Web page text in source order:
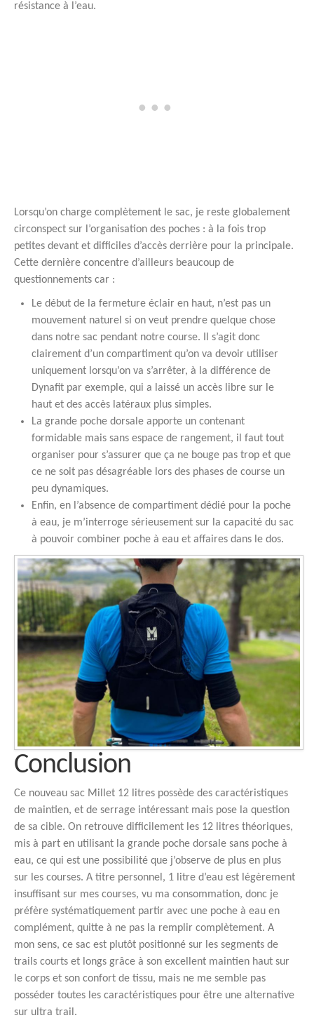
résistance à l’eau.
Lorsqu’on charge complètement le sac, je reste globalement
circonspect sur l’organisation des poches : à la fois trop
petites devant et difficiles d’accès derrière pour la principale.
Cette dernière concentre d’ailleurs beaucoup de
questionnements car :
Le début de la fermeture éclair en haut, n’est pas un
mouvement naturel si on veut prendre quelque chose
dans notre sac pendant notre course. Il s’agit donc
clairement d’un compartiment qu’on va devoir utiliser
uniquement lorsqu’on va s’arrêter, à la différence de
Dynafit par exemple, qui a laissé un accès libre sur le
haut et des accès latéraux plus simples.
La grande poche dorsale apporte un contenant
formidable mais sans espace de rangement, il faut tout
organiser pour s’assurer que ça ne bouge pas trop et que
ce ne soit pas désagréable lors des phases de course un
peu dynamiques.
Enfin, en l’absence de compartiment dédié pour la poche
à eau, je m’interroge sérieusement sur la capacité du sac
à pouvoir combiner poche à eau et affaires dans le dos.
Conclusion
Ce nouveau sac Millet 12 litres possède des caractéristiques
de maintien, et de serrage intéressant mais pose la question
de sa cible. On retrouve difficilement les 12 litres théoriques,
mis à part en utilisant la grande poche dorsale sans poche à
eau, ce qui est une possibilité que j’observe de plus en plus
sur les courses. A titre personnel, 1 litre d’eau est légèrement
insuffisant sur mes courses, vu ma consommation, donc je
préfère systématiquement partir avec une poche à eau en
complément, quitte à ne pas la remplir complètement. A
mon sens, ce sac est plutôt positionné sur les segments de
trails courts et longs grâce à son excellent maintien haut sur
le corps et son confort de tissu, mais ne me semble pas
posséder toutes les caractéristiques pour être une alternative
sur ultra trail.